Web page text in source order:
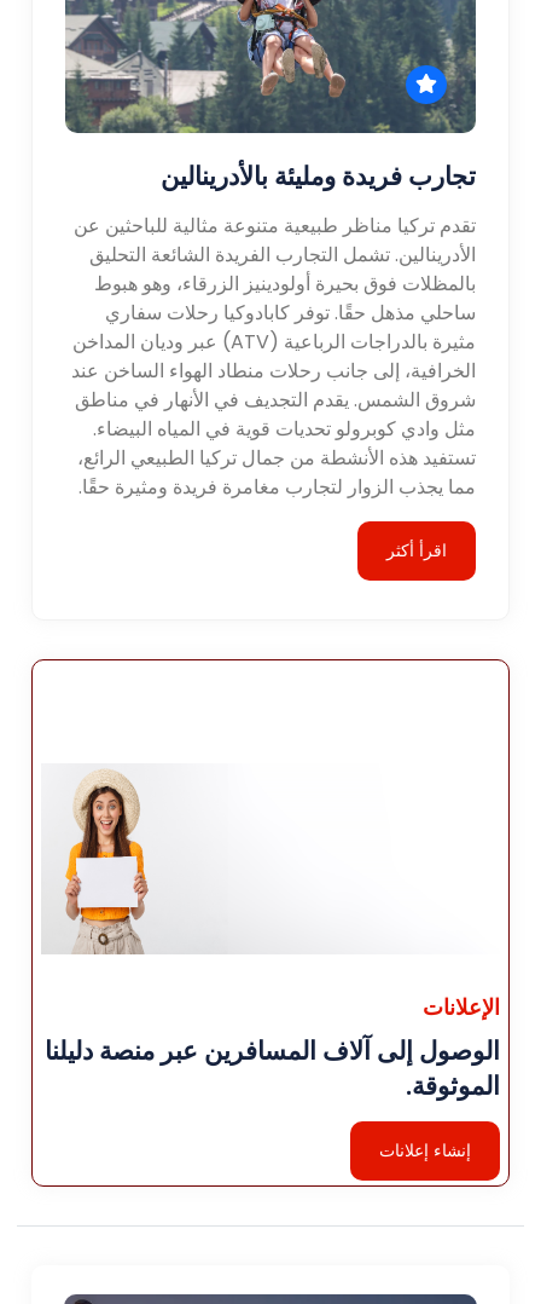
تجارب فريدة ومليئة بالأدرينالين
تقدم تركيا مناظر طبيعية متنوعة مثالية للباحثين عن
الأدرينالين. تشمل التجارب الفريدة الشائعة التحليق
بالمظلات فوق بحيرة أولودينيز الزرقاء، وهو هبوط
ساحلي مذهل حقًا. توفر كابادوكيا رحلات سفاري
مثيرة بالدراجات الرباعية (ATV) عبر وديان المداخن
الخرافية، إلى جانب رحلات منطاد الهواء الساخن عند
شروق الشمس. يقدم التجديف في الأنهار في مناطق
مثل وادي كوبرولو تحديات قوية في المياه البيضاء.
تستفيد هذه الأنشطة من جمال تركيا الطبيعي الرائع،
مما يجذب الزوار لتجارب مغامرة فريدة ومثيرة حقًا.
اقرأ أكثر
الإعلانات
الوصول إلى آلاف المسافرين عبر منصة دليلنا
الموثوقة.
إنشاء إعلانات